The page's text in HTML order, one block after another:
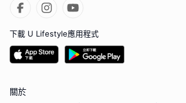
下載 U Lifestyle應用程式
關於